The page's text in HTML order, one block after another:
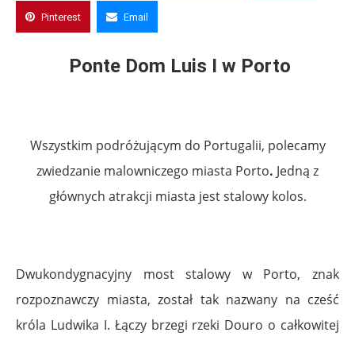
Pinterest Email
Ponte Dom Luis I w Porto
Wszystkim podróżującym do Portugalii, polecamy
zwiedzanie malowniczego miasta Porto. Jedną z
głównych atrakcji miasta jest stalowy kolos.
Dwukondygnacyjny most stalowy w Porto, znak
rozpoznawczy miasta, został tak nazwany na cześć
króla Ludwika I. Łączy brzegi rzeki Douro o całkowitej